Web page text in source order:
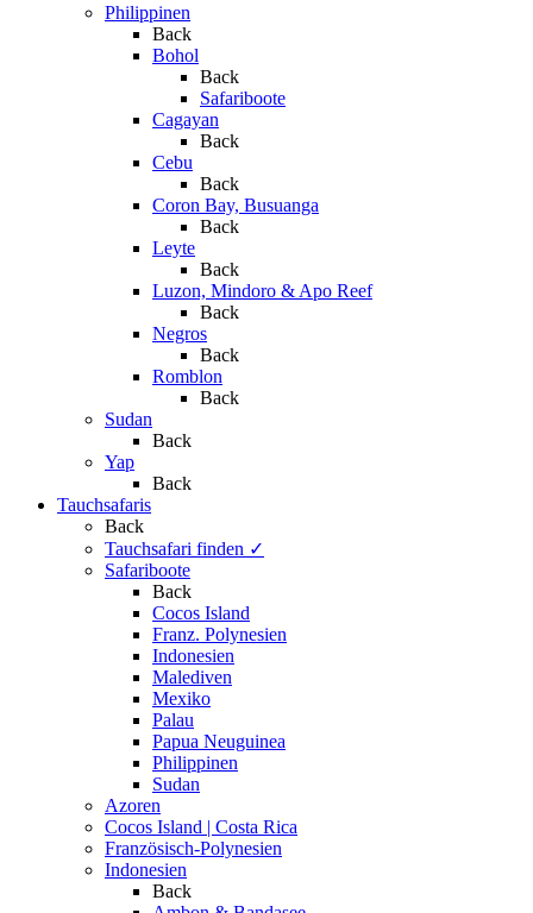
Philippinen
Back
Bohol
Back
Safariboote
Cagayan
Back
Cebu
Back
Coron Bay, Busuanga
Back
Leyte
Back
Luzon, Mindoro & Apo Reef
Back
Negros
Back
Romblon
Back
Sudan
Back
Yap
Back
Tauchsafaris
Back
Tauchsafari finden ✓
Safariboote
Back
Cocos Island
Franz. Polynesien
Indonesien
Malediven
Mexiko
Palau
Papua Neuguinea
Philippinen
Sudan
Azoren
Cocos Island | Costa Rica
Französisch-Polynesien
Indonesien
Back